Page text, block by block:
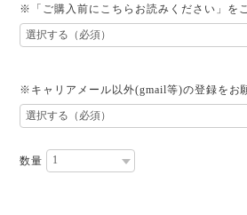
※「ご購入前にこちらお読みください」を
※キャリアメール以外(gmail等)の登録をお
数量